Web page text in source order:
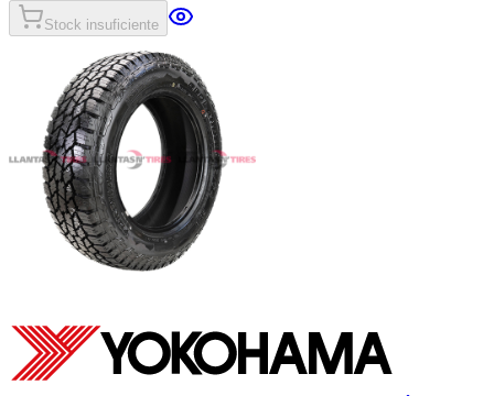
Stock insuficiente